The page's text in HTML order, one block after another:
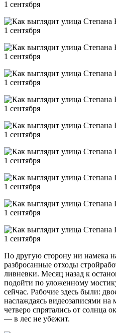
По другую сторону ни намека
разбросанные отходы
ливневки. Месяц назад к
подойти по уложенному
сейчас. Рабочие здесь были:
наслаждаясь видеозаписями
четверо спрятались от солнца
— в лес не убежит.